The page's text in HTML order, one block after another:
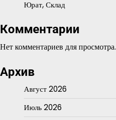
Юрат, Склад
Комментарии
Нет комментариев для просмотра.
Архив
Август 2026
Июль 2026